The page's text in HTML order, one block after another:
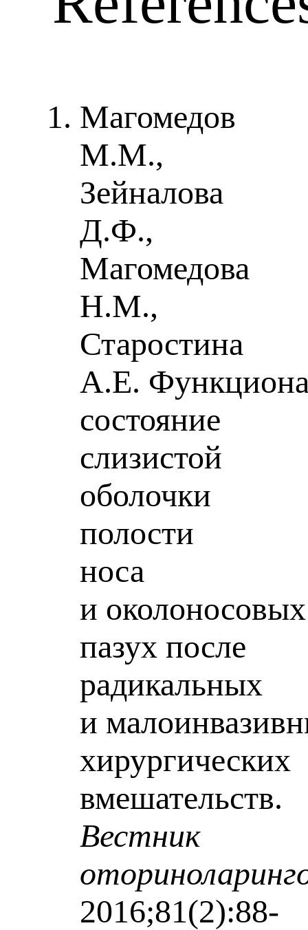
Магомедов
М.М.,
Зейналова
Д.Ф.,
Магомедова
Н.М.,
Старостина
А.Е.
состояние
слизистой
оболочки
полости
носа
и околоносовых
пазух после
радикальных
и
хирургических
вмешательств.
Вестник
2016;81(2):88-